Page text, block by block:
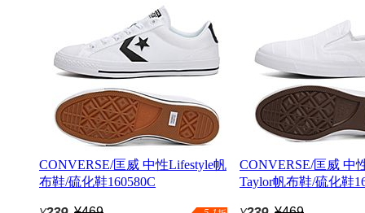
CONVERSE/匡威 中性Lifestyle帆
布鞋/硫化鞋160580C
CONVERSE/匡威 中
Taylor帆布鞋/硫化鞋